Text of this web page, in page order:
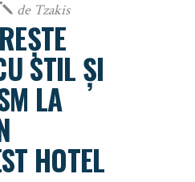
de Tzakis
STIL ȘI
LA
HOTEL